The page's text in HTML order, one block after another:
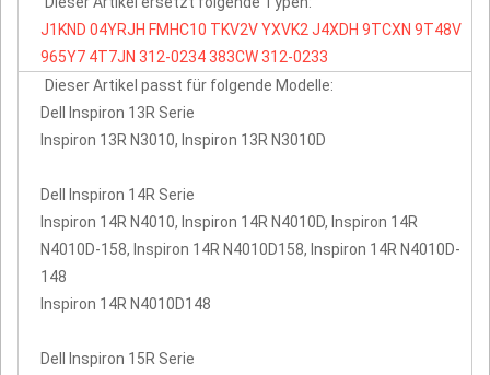
J1KND 04YRJH FMHC10 TKV2VYXVK2 J4XDH 9TCXN 9T48V
965Y7 4T7JN 312-0234383CW312-0233
Dieser Artikel passt für folgende Modelle:
Dell Inspiron 13R Serie
Inspiron 13R N3010, Inspiron 13R N3010D
Dell Inspiron 14R Serie
Inspiron 14R N4010, Inspiron 14R N4010D, Inspiron 14R
N4010D-158, Inspiron 14R N4010D158, Inspiron 14R N4010D-
148
Inspiron 14R N4010D148
Dell Inspiron 15R Serie